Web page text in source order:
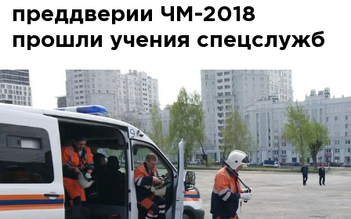
преддверии ЧМ-2018
прошли учения спецслужб